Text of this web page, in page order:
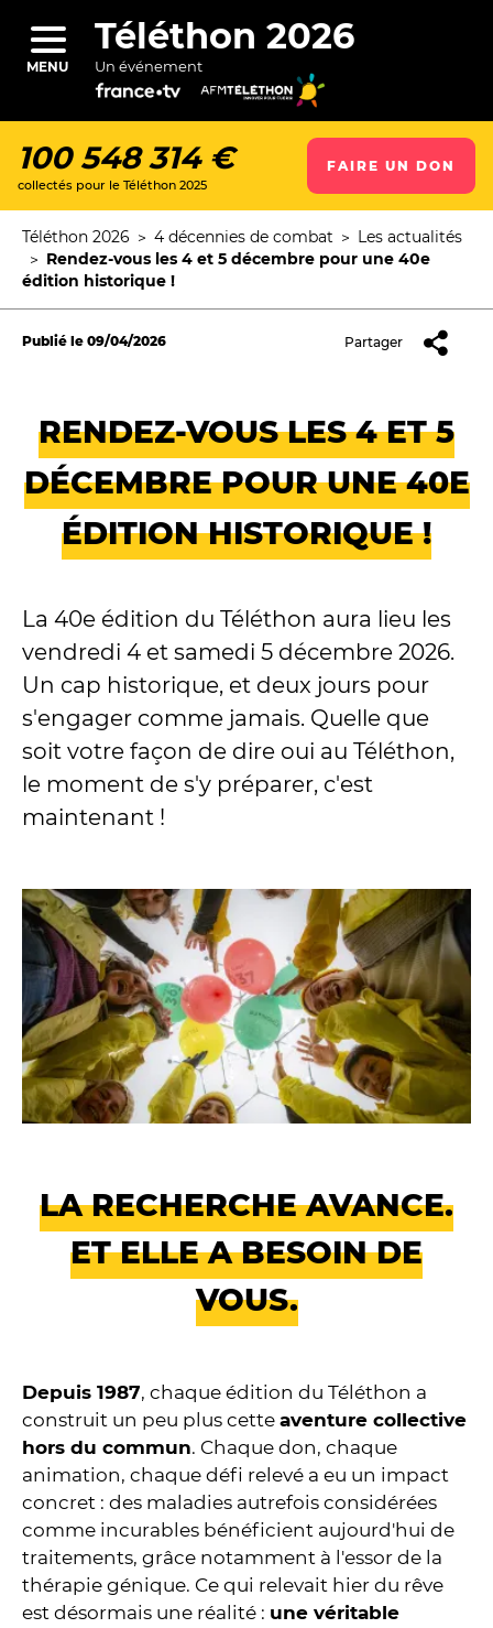
contenu
principal
MENU
Téléthon 2026
Un événement
100 548 314 €
collectés pour le Téléthon 2025
FAIRE UN DON
d'Ariane
Téléthon 2026 4 décennies de combat
Les actualités
Rendez-vous les 4 et 5 décembre pour une 40e
édition historique !
Publié le 09/04/2026 Partager
RENDEZ-VOUS LES 4 ET 5
DÉCEMBRE POUR UNE 40E
ÉDITION HISTORIQUE !
La 40e édition du Téléthon aura lieu les
vendredi 4 et samedi 5 décembre 2026.
Un cap historique, et deux jours pour
s'engager comme jamais. Quelle que
soit votre façon de dire oui au Téléthon,
le moment de s'y préparer, c'est
maintenant !
LA RECHERCHE AVANCE.
ET ELLE A BESOIN DE
VOUS.
Depuis 1987, chaque édition du Téléthon a
construit un peu plus cette aventure collective
hors du commun. Chaque don, chaque
animation, chaque défi relevé a eu un impact
concret : des maladies autrefois considérées
comme incurables bénéficient aujourd'hui de
traitements, grâce notamment à l'essor de la
thérapie génique. Ce qui relevait hier du rêve
est désormais une réalité : une véritable